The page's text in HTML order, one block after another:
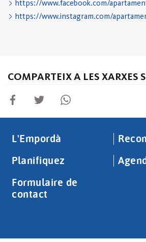
https://www.facebook.com/
https://www.instagram.com/
COMPARTEIX A LES XARXES
L'Empordà
Planifiquez
Formulaire de
contact